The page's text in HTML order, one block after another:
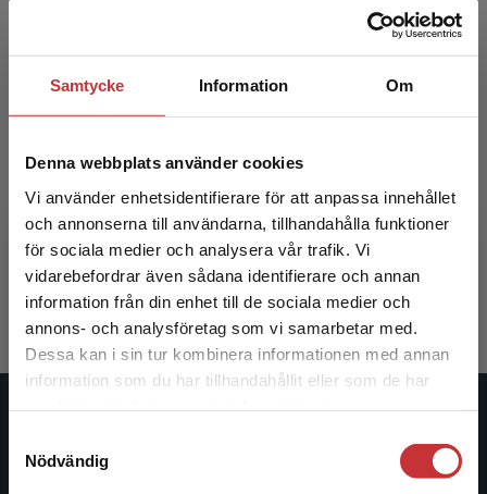
Samtycke Information Om
Denna webbplats använder cookies
Vi använder enhetsidentifierare för att anpassa innehållet
och annonserna till användarna, tillhandahålla funktioner
för sociala medier och analysera vår trafik. Vi
vidarebefordrar även sådana identifierare och annan
information från din enhet till de sociala medier och
annons- och analysföretag som vi samarbetar med.
Dessa kan i sin tur kombinera informationen med annan
information som du har tillhandahållit eller som de har
Nödvändig
Begränsad fraktregion
Det verkar som att du besöker
studentlitteratur.se via en enhet utanför Sverige.
Vi erbjuder inte leveranser utanför Sverige. För
att kunna slutföra ett köp måste
Bedömning, betyg och lärande
Klapp, Alli
363 krinkl. moms
Exkl. moms: 342 kr
225 kr
Exkl.
Studentlitteratur grundades 1963 och är idag Sveriges